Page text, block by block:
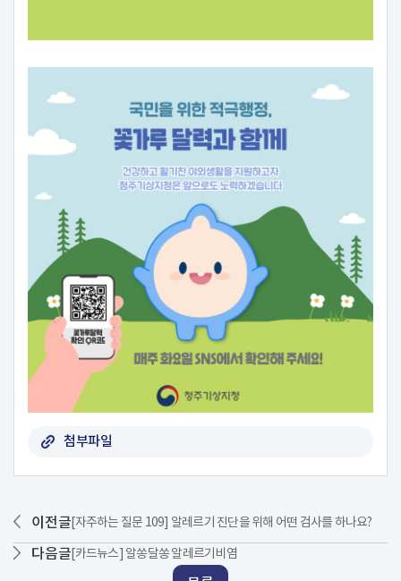
첨부파일
이전글[자주하는 질문 109] 알레르기 진단을 위해 어떤 검사를 하나요?
다음글[카드뉴스] 알쏭달쏭 알레르기비염